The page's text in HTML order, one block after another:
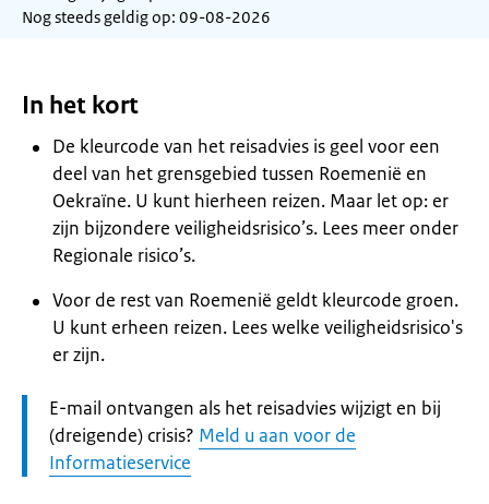
Nog steeds geldig op: 09-08-2026
In het kort
De kleurcode van het reisadvies is geel voor een
deel van het grensgebied tussen Roemenië en
Oekraïne. U kunt hierheen reizen. Maar let op: er
zijn bijzondere veiligheidsrisico’s. Lees meer onder
Regionale risico’s.
Voor de rest van Roemenië geldt kleurcode groen.
U kunt erheen reizen. Lees welke veiligheidsrisico's
er zijn.
Let
op:
E-mail ontvangen als het reisadvies wijzigt en bij
(dreigende) crisis? Meld u aan voor de
Informatieservice